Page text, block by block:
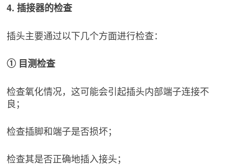
4. 插接器的检查
插头主要通过以下几个方面进行检查：
① 目测检查
检查氧化情况，这可能会引起插头内部端子连接不
良；
检查插脚和端子是否损坏；
检查其是否正确地插入接头；